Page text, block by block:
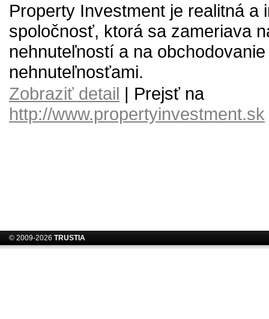
Property Investment je realitná a
spoločnosť, ktorá sa zameriava
nehnuteľností a na
nehnuteľnosťami.
Zobraziť detail | Prejsť na
http://www.propertyinvestment.sk
© 2009-2026 TRUSTIA